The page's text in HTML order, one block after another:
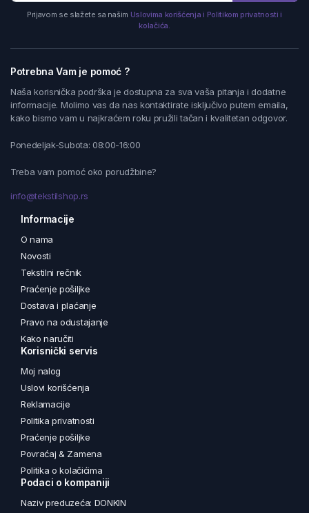
Prijavom se slažete sa našim Uslovima korišćenja i Politikom privatnosti i
kolačića.
Potrebna Vam je pomoć ?
Naša korisnička podrška je dostupna za sva vaša pitanja i dodatne
informacije. Molimo vas da nas kontaktirate isključivo putem emaila,
kako bismo vam u najkraćem roku pružili tačan i kvalitetan odgovor.
Ponedeljak-Subota: 08:00-16:00
Treba vam pomoć oko porudžbine?
info@tekstilshop.rs
Informacije
O nama
Novosti
Tekstilni rečnik
Praćenje pošiljke
Dostava i plaćanje
Pravo na odustajanje
Kako naručiti
Korisnički servis
Moj nalog
Uslovi korišćenja
Reklamacije
Politika privatnosti
Praćenje pošiljke
Povraćaj & Zamena
Politika o kolačićima
Podaci o kompaniji
Naziv preduzeća: DONKIN